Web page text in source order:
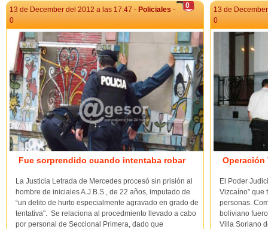
0
13 de December del 2012 a las 17:47 - Policiales -
0
Fue sorprendido cuando intentaba robar
La Justicia Letrada de Mercedes procesó sin prisión al
hombre de iniciales A.J.B.S., de 22 años, imputado de
“un delito de hurto especialmente agravado en grado de
tentativa". Se relaciona al procedmiento llevado a cabo
por personal de Seccional Primera, dado que
13 de
0
Operación
El Poder
Vizcaíno” que
personas.
boliviano
Villa Soriano